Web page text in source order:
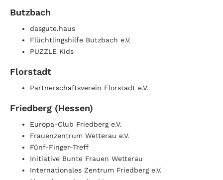
Butzbach
dasgute.haus
Flüchtlingshilfe Butzbach e.V.
PUZZLE Kids
Florstadt
Partnerschaftsverein Florstadt e.V.
Friedberg (Hessen)
Europa-Club Friedberg e.V.
Frauenzentrum Wetterau e.V.
Fünf-Finger-Treff
Initiative Bunte Frauen Wetterau
Internationales Zentrum Friedberg e.V.